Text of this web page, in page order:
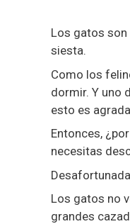
Los gatos son
siesta.
Como los
dormir. Y uno
esto es
Entonces,
necesitas
Los gatos no
grandes